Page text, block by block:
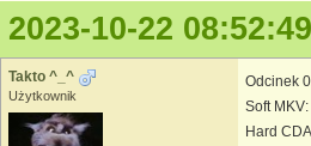
2023-10-22 08:52:49
Takto ^_^
Użytkownik
Odcinek
Soft MKV:
Hard